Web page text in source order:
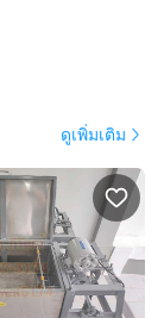
ดูเพิ่มเติม